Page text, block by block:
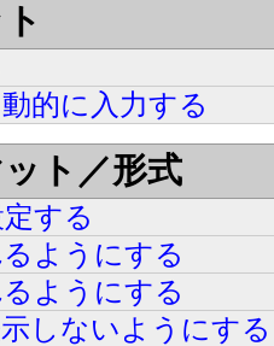
的に入力する
ト／形式
する
ようにする
ようにする
しないようにす